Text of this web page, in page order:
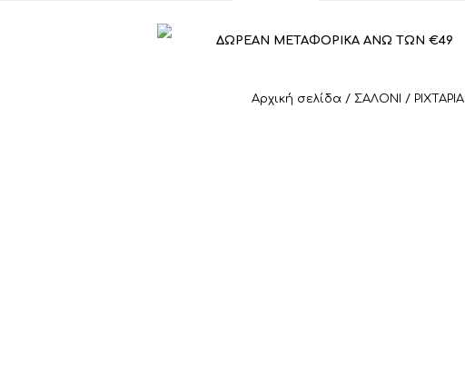
ΔΩΡΕΑΝ ΜΕΤΑΦΟΡΙΚΑ ΑΝΩ ΤΩΝ €49
Αρχική σελίδα / ΣΑΛΟΝΙ / ΡΙΧΤΑΡΙΑ